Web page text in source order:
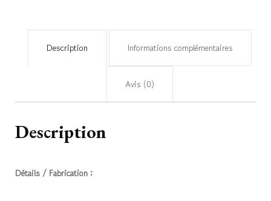
Description Informations complémentaires
Avis (0)
Description
Détails / Fabrication :